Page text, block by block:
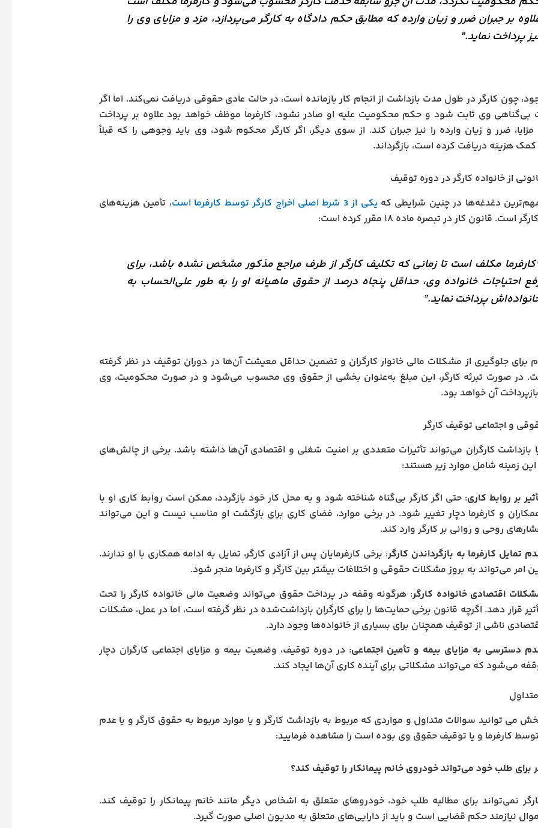
بر جبران ضرر و زیان وارده که مطابق حکم دادگاه به کارگر می‌پردازد، مزد و مزایای وی را
پرداخت نماید.”
چون کارگر در طول مدت بازداشت از انجام کار بازمانده است، در حالت عادی حقوقی دریافت نمی‌کند. اما اگر
بی‌گناهی وی ثابت شود و حکم محکومیت علیه او صادر نشود، کارفرما موظف خواهد بود علاوه بر پرداخت
ضرر و زیان وارده را نیز جبران کند. از سوی دیگر، اگر کارگر محکوم شود، وی باید وجوهی را که قبلاً
هزینه دریافت کرده است، بازگرداند.
از خانواده کارگر در دوره توقیف
دغدغه‌ها در چنین شرایطی که یکی از 3 شرط اصلی اخراج کارگر توسط کارفرما است
، تأمین هزینه‌های
است. قانون کار در تبصره ماده ۱۸ مقرر کرده است:
مکلف است تا زمانی که تکلیف کارگر از طرف مراجع مذکور مشخص نشده باشد، برای
احتیاجات خانواده وی، حداقل پنجاه درصد از حقوق ماهیانه او را به طور علی‌الحساب به
پرداخت نماید.”
برای جلوگیری از مشکلات مالی خانوار کارگران و تضمین حداقل معیشت آن‌ها در دوران توقیف در نظر گرفته
در صورت تبرئه کارگر، این مبلغ به‌عنوان بخشی از حقوق وی محسوب می‌شود و در صورت محکومیت، وی
آن خواهد بود.
و اجتماعی توقیف کارگر
بازداشت کارگران می‌تواند تأثیرات متعددی بر امنیت شغلی و اقتصادی آن‌ها داشته باشد. برخی از چالش‌های
زمینه شامل موارد زیر هستند:
بر روابط کاری: حتی اگر کارگر بی‌گناه شناخته شود و به محل کار خود بازگردد، ممکن است روابط کاری او با
و کارفرما دچار تغییر شود. در برخی موارد، فضای کاری برای بازگشت او مناسب نیست و این می‌تواند
روحی و روانی بر کارگر وارد کند.
تمایل کارفرما به بازگرداندن کارگر: برخی کارفرمایان پس از آزادی کارگر، تمایل به ادامه همکاری با او ندارند.
امر می‌تواند به بروز مشکلات حقوقی و اختلافات بیشتر بین کارگر و کارفرما منجر شود.
اقتصادی خانواده کارگر: هرگونه وقفه در پرداخت حقوق می‌تواند وضعیت مالی خانواده کارگر را تحت
قرار دهد. اگرچه قانون برخی حمایت‌ها را برای کارگران بازداشت‌شده در نظر گرفته است، اما در عمل، مشکلات
ناشی از توقیف همچنان برای بسیاری از خانواده‌ها وجود دارد.
دسترسی به مزایای بیمه و تأمین اجتماعی: در دوره توقیف، وضعیت بیمه و مزایای اجتماعی کارگران دچار
می‌شود که می‌تواند مشکلاتی برای آینده کاری آن‌ها ایجاد کند.
می توانید سوالات متداول و مواردی که مربوط به بازداشت کارگر و یا موارد مربوط به حقوق کارگر و یا عدم
کارفرما و یا توقیف حقوق وی بوده است را مشاهده فرمایید:
برای طلب خود می‌تواند خودروی خانم پیمانکار را توقیف کند؟
نمی‌تواند برای مطالبه طلب خود، خودروهای متعلق به اشخاص دیگر مانند خانم پیمانکار را توقیف کند.
نیازمند حکم قضایی است و باید از دارایی‌های متعلق به مدیون اصلی صورت گیرد.